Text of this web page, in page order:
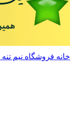
خانه فروشگاه نیم تنه